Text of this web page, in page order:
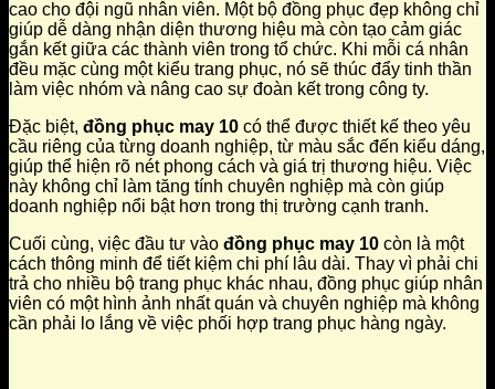
cao cho đội ngũ nhân viên. Một bộ đồng phục đẹp không chỉ
giúp dễ dàng nhận diện thương hiệu mà còn tạo cảm giác
gắn kết giữa các thành viên trong tổ chức. Khi mỗi cá nhân
đều mặc cùng một kiểu trang phục, nó sẽ thúc đẩy tinh thần
làm việc nhóm và nâng cao sự đoàn kết trong công ty.
Đặc biệt, đồng phục may 10 có thể được thiết kế theo yêu
cầu riêng của từng doanh nghiệp, từ màu sắc đến kiểu dáng,
giúp thể hiện rõ nét phong cách và giá trị thương hiệu. Việc
này không chỉ làm tăng tính chuyên nghiệp mà còn giúp
doanh nghiệp nổi bật hơn trong thị trường cạnh tranh.
Cuối cùng, việc đầu tư vào đồng phục may 10 còn là một
cách thông minh để tiết kiệm chi phí lâu dài. Thay vì phải chi
trả cho nhiều bộ trang phục khác nhau, đồng phục giúp nhân
viên có một hình ảnh nhất quán và chuyên nghiệp mà không
cần phải lo lắng về việc phối hợp trang phục hàng ngày.